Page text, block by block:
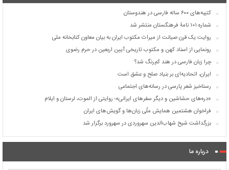
کتیبه‌های ۶۰۰ ساله فارسی در هندوستان
شماره ۱۰۱ نامۀ فرهنگستان منتشر شد
روایت یک قرن صیانت از میراث مکتوب ایران به بیان معاون کتابخانه ملی
رونمایی از اسناد کهن و مکتوب تاریخی آیین اربعین در حرم رضوی
چرا زبان فارسی در هند کم‌رنگ شد؟
ایران، اتحادیه‌ای بر بنیاد صلح و عشق است
رستاخیز شعر پارسی در رسانه‌های اجتماعی
«دره‌های حشاشین و دیگر سفرهای ایرانی»؛ روایتی از الموت، لرستان و ایلام
فراخوان هشتمین همایش ملّی زبان‌ها و گویش‌های ایران
بزرگداشت شیخ شهاب‌الدین سهروردی در سهرورد برگزار شد
درباره ما